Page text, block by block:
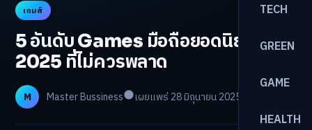
TECH
GREEN
GAME
HEALTH
เกมส์
5 อันดับ Games มือถือยอดนิยมปี
2025 ที่ไม่ควรพลาด
M Master Bussiness เผยแพร่ 28 มิถุนายน 2025